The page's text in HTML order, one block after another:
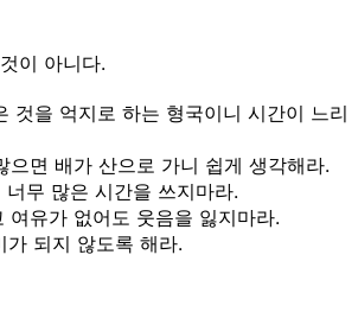
이 아니다.
것을 억지로 하는 형국이니 시간이 느리
으면 배가 산으로 가니 쉽게 생각해라.
너무 많은 시간을 쓰지마라.
여유가 없어도 웃음을 잃지마라.
되지 않도록 해라.